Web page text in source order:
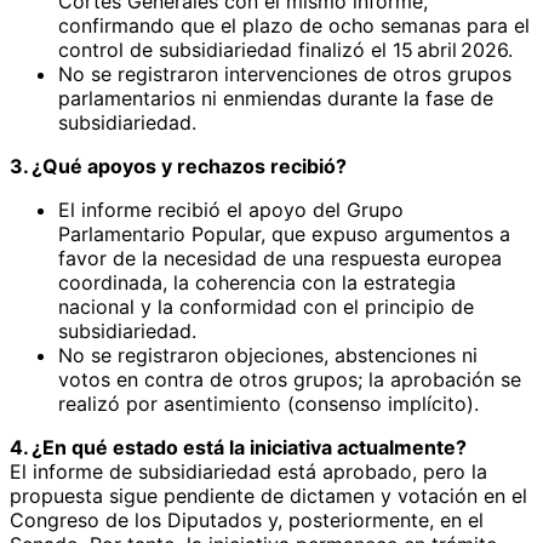
confirmando que el plazo de ocho semanas para el
control de subsidiariedad finalizó el 15 abril 2026.
No se registraron intervenciones de otros grupos
parlamentarios ni enmiendas durante la fase de
subsidiariedad.
3. ¿Qué apoyos y rechazos recibió?
El informe recibió el apoyo del Grupo
Parlamentario Popular, que expuso argumentos a
favor de la necesidad de una respuesta europea
coordinada, la coherencia con la estrategia
nacional y la conformidad con el principio de
subsidiariedad.
No se registraron objeciones, abstenciones ni
votos en contra de otros grupos; la aprobación se
realizó por asentimiento (consenso implícito).
4. ¿En qué estado está la iniciativa actualmente?
El informe de subsidiariedad está aprobado, pero la
propuesta sigue pendiente de dictamen y votación en el
Congreso de los Diputados y, posteriormente, en el